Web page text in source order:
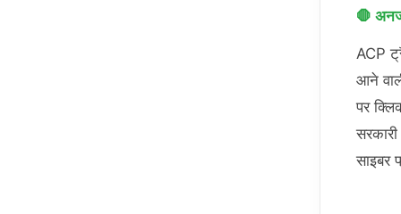
🛑
ACP
आने
पर
साइबर